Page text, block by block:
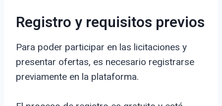
Registro y requisitos previos
Para poder participar en las licitaciones y
presentar ofertas, es necesario registrarse
previamente en la plataforma.